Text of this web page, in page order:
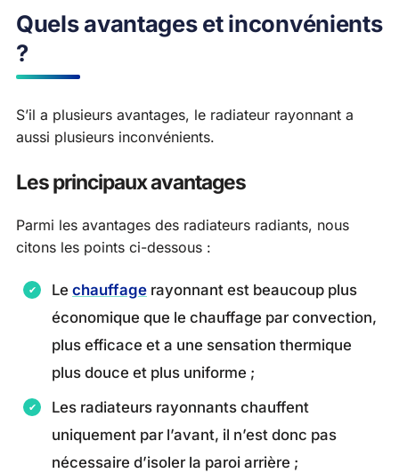
Quels avantages et inconvénients
?
S’il a plusieurs avantages, le radiateur rayonnant a
aussi plusieurs inconvénients.
Les principaux avantages
Parmi les avantages des radiateurs radiants, nous
citons les points ci-dessous :
Le chauffage rayonnant est beaucoup plus
économique que le chauffage par convection,
plus efficace et a une sensation thermique
plus douce et plus uniforme ;
Les radiateurs rayonnants chauffent
uniquement par l’avant, il n’est donc pas
nécessaire d’isoler la paroi arrière ;